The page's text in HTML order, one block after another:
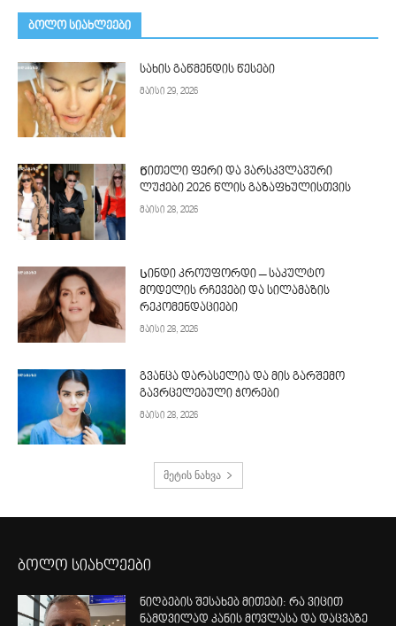
ᲑᲝᲚᲝ ᲡᲘᲐᲮᲚᲔᲔᲑᲘ
სახის გაწმენდის წესები
მაისი 29, 2026
Წითელი ფერი და ვარსკვლავური
ლუქები 2026 წლის გაზაფხულისთვის
მაისი 28, 2026
Სინდი კროუფორდი – საკულტო
მოდელის რჩევები და სილამაზის
რეკომენდაციები
მაისი 28, 2026
გვანცა დარასელია და მის გარშემო
გავრცელებული ჭორები
მაისი 28, 2026
მეტის ნახვა
ბოლო სიახლეები
ნიღბების შესახებ მითები: რა ვიცით
ნამდვილად კანის მოვლასა და დაცვაზე